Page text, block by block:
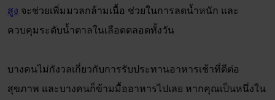
สูง จะช่วยเพิ่มมวลกล้ามเนื้อ ช่วยในการลดน้ำหนัก และ
ควบคุมระดับน้ำตาลในเลือดตลอดทั้งวัน
บางคนไม่กังวลเกี่ยวกับการรับประทานอาหารเช้าที่ดีต่อ
สุขภาพ และบางคนก็ข้ามมื้ออาหารไปเลย หากคุณเป็นหนึ่งใน